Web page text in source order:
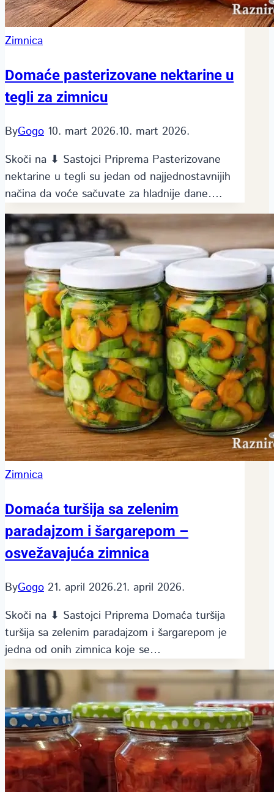
Zimnica
Domaće pasterizovane nektarine u
tegli za zimnicu
ByGogo 10. mart 2026.10. mart 2026.
Skoči na ⬇ Sastojci Priprema Pasterizovane
nektarine u tegli su jedan od najjednostavnijih
načina da voće sačuvate za hladnije dane….
Zimnica
Domaća turšija sa zelenim
paradajzom i šargarepom –
osvežavajuća zimnica
ByGogo 21. april 2026.21. april 2026.
Skoči na ⬇ Sastojci Priprema Domaća turšija
turšija sa zelenim paradajzom i šargarepom je
jedna od onih zimnica koje se…